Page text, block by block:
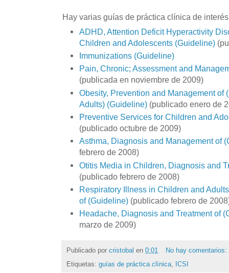
Hay varias guías de práctica clínica de
ADHD, Attention Deficit Hyperactivity
Children and Adolescents (Guideline)
Immunizations (Guideline)
Pain, Chronic; Assessment and
(publicada en noviembre de 2009)
Obesity, Prevention and Management of
Adults) (Guideline) (publicado enero de
Preventive Services for Children and
(publicado octubre de 2009)
Asthma, Diagnosis and Management of
febrero de 2008)
Otitis Media in Children, Diagnosis and
(publicado febrero de 2008)
Respiratory Illness in Children and
of (Guideline) (publicado febrero de
Headache, Diagnosis and Treatment of
marzo de 2009)
Publicado por cristobal en 0:01
No hay comentarios:
Etiquetas: guías de práctica clínica ICSI